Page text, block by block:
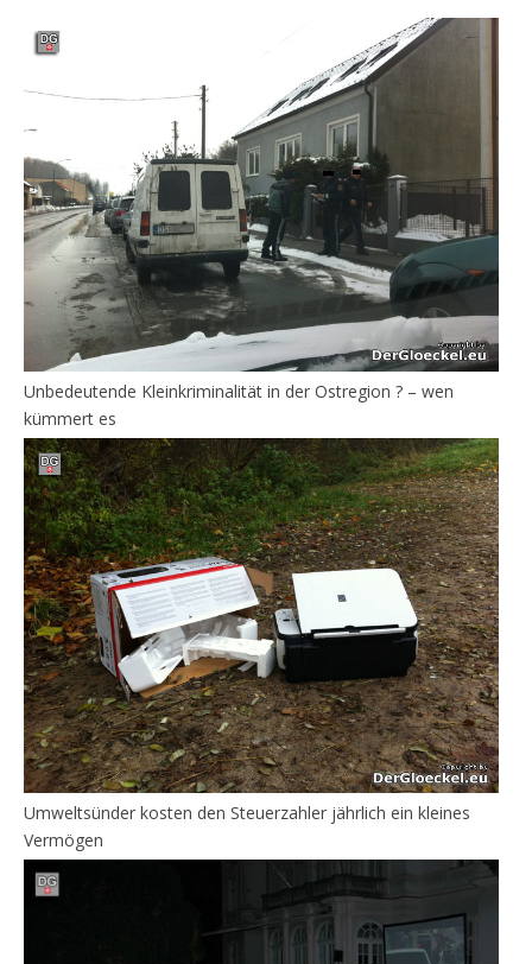
Unbedeutende Kleinkriminalität in der Ostregion ? – wen
kümmert es
Umweltsünder kosten den Steuerzahler jährlich ein kleines
Vermögen